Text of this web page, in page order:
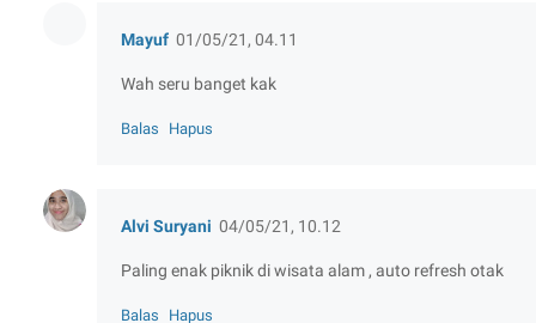
Mayuf 01/05/21, 04.11
Wah seru banget kak
Balas Hapus
Alvi Suryani 04/05/21, 10.12
Paling enak piknik di wisata alam , auto refresh otak
Balas Hapus